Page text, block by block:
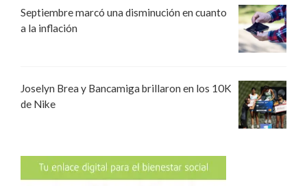
Septiembre marcó una disminución en cuanto
a la inflación
Joselyn Brea y Bancamiga brillaron en los 10K
de Nike